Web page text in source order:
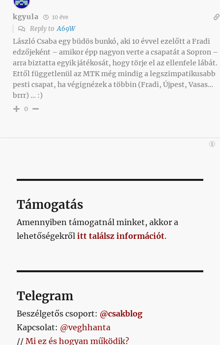
kgyula 10 éve
Reply toA69W
László Csaba egy büdös bunkó, aki 10 évvel ezelőtt a Fradi
edzőjeként – amikor épp nagyon verte a csapatát a Sopron –
arra biztatta egyik játékosát, hogy törje el az ellenfele lábát.
Ettől függetlenül az MTK még mindig a legszimpatikusabb
pesti csapat, ha végignézek a többin (Fradi, Újpest, Vasas…
brrr) … :)
0
Támogatás
Amennyiben támogatnál minket, akkor a
lehetőségekrőlitt találsz információt.
Telegram
Beszélgetős csoport: @csakblog
Kapcsolat: @veghhanta
//Mi ez és hogyan működik?